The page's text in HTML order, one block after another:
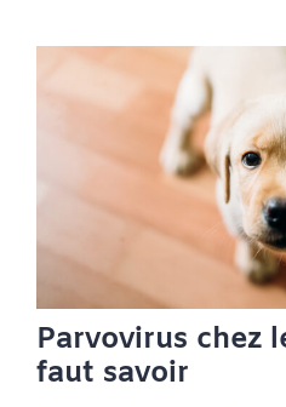
Parvovirus chez
faut savoir